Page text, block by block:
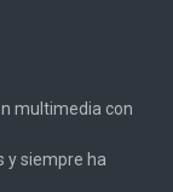
multimedia con
y siempre ha